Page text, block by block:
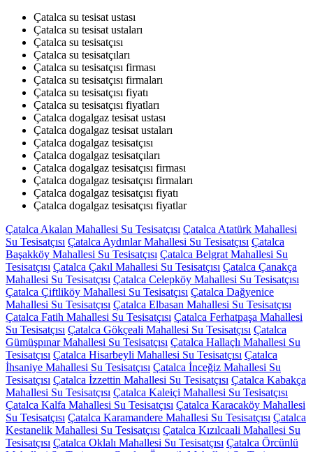
Çatalca su tesisat ustası
Çatalca su tesisat ustaları
Çatalca su tesisatçısı
Çatalca su tesisatçıları
Çatalca su tesisatçısı firması
Çatalca su tesisatçısı firmaları
Çatalca su tesisatçısı fiyatı
Çatalca su tesisatçısı fiyatları
Çatalca dogalgaz tesisat ustası
Çatalca dogalgaz tesisat ustaları
Çatalca dogalgaz tesisatçısı
Çatalca dogalgaz tesisatçıları
Çatalca dogalgaz tesisatçısı firması
Çatalca dogalgaz tesisatçısı firmaları
Çatalca dogalgaz tesisatçısı fiyatı
Çatalca dogalgaz tesisatçısı fiyatlar
Çatalca Akalan Mahallesi Su Tesisatçısı Çatalca Atatürk Mahallesi
Su Tesisatçısı Çatalca Aydınlar Mahallesi Su Tesisatçısı Çatalca
Başakköy Mahallesi Su Tesisatçısı Çatalca Belgrat Mahallesi Su
Tesisatçısı Çatalca Çakıl Mahallesi Su Tesisatçısı Çatalca Çanakça
Mahallesi Su Tesisatçısı Çatalca Celepköy Mahallesi Su Tesisatçısı
Çatalca Çiftliköy Mahallesi Su Tesisatçısı Çatalca Dağyenice
Mahallesi Su Tesisatçısı Çatalca Elbasan Mahallesi Su Tesisatçısı
Çatalca Fatih Mahallesi Su Tesisatçısı Çatalca Ferhatpaşa Mahallesi
Su Tesisatçısı Çatalca Gökçeali Mahallesi Su Tesisatçısı Çatalca
Gümüşpınar Mahallesi Su Tesisatçısı Çatalca Hallaçlı Mahallesi Su
Tesisatçısı Çatalca Hisarbeyli Mahallesi Su Tesisatçısı Çatalca
İhsaniye Mahallesi Su Tesisatçısı Çatalca İnceğiz Mahallesi Su
Tesisatçısı Çatalca İzzettin Mahallesi Su Tesisatçısı Çatalca Kabakça
Mahallesi Su Tesisatçısı Çatalca Kaleiçi Mahallesi Su Tesisatçısı
Çatalca Kalfa Mahallesi Su Tesisatçısı Çatalca Karacaköy Mahallesi
Su Tesisatçısı Çatalca Karamandere Mahallesi Su Tesisatçısı Çatalca
Kestanelik Mahallesi Su Tesisatçısı Çatalca Kızılcaali Mahallesi Su
Tesisatçısı Çatalca Oklalı Mahallesi Su Tesisatçısı Çatalca Örcünlü